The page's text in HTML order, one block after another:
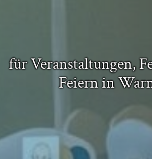
für Veranstaltungen,
Feiern in